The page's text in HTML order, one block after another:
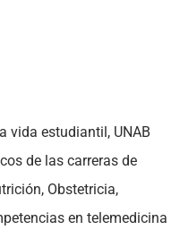
vida estudiantil, UNAB
de las carreras de
Obstetricia,
en telemedicina